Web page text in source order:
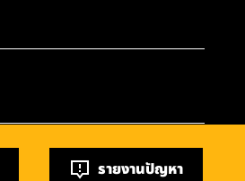
รายงานปัญหา